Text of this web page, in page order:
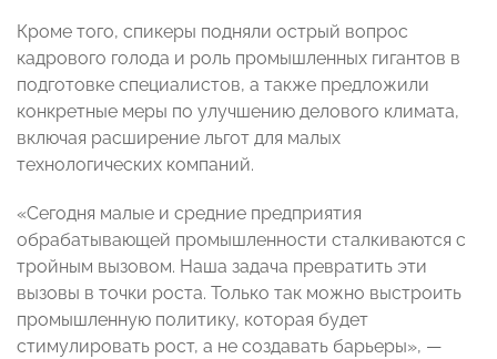
Кроме того, спикеры подняли острый вопрос
кадрового голода и роль промышленных гигантов в
подготовке специалистов, а также предложили
конкретные меры по улучшению делового климата,
включая расширение льгот для малых
технологических компаний.
«Сегодня малые и средние предприятия
обрабатывающей промышленности сталкиваются с
тройным вызовом. Наша задача превратить эти
вызовы в точки роста. Только так можно выстроить
промышленную политику, которая будет
стимулировать рост, а не создавать барьеры», —